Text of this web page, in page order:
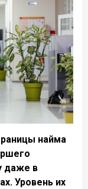
найма
даже в
Уровень их